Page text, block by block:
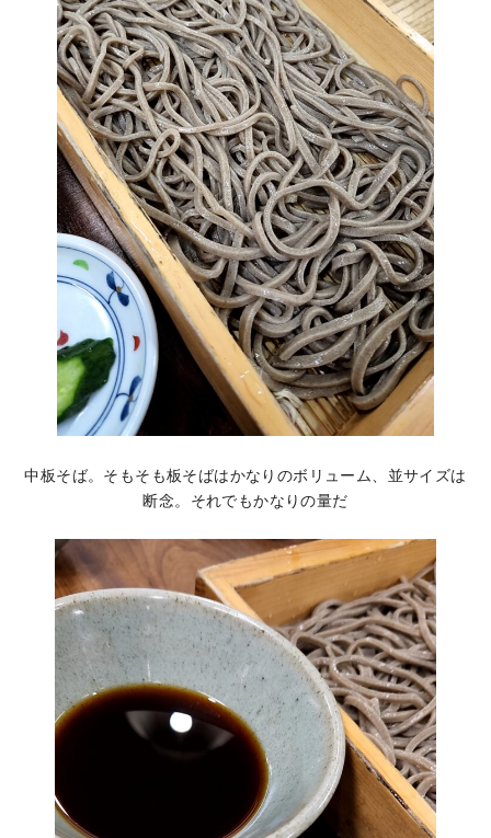
中板そば。そもそも板そばはかなりのボリューム、並サイズは
断念。それでもかなりの量だ